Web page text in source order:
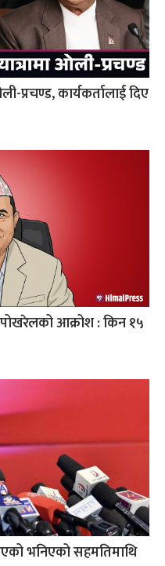
प्रचण्ड, कार्यकर्तालाई दिए
आक्रोश : किन १५
भनिएको सहमतिमाथि